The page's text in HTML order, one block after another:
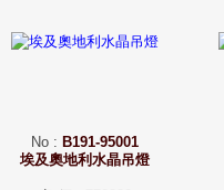
No : B191-95001
埃及奧地利水晶吊燈